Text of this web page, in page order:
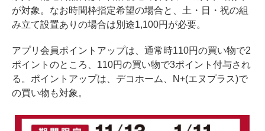
が対象。なお時間枠指定希望の場合と、土・日・祝の組
み立て設置ありの場合は別途1,100円が必要。
アプリ会員ポイントアップは、通常時110円の買い物で2
ポイントのところ、110円の買い物で3ポイント付与され
る。ポイントアップは、デコホーム、N+(エヌプラス)で
の買い物も対象。